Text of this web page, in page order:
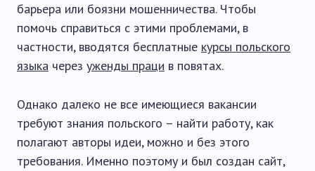
барьера или боязни мошенничества. Чтобы
помочь справиться с этими проблемами, в
частности, вводятся бесплатные курсы польского
языка через уженды праци в повятах.
Однако далеко не все имеющиеся вакансии
требуют знания польского – найти работу, как
полагают авторы идеи, можно и без этого
требования. Именно поэтому и был создан сайт,